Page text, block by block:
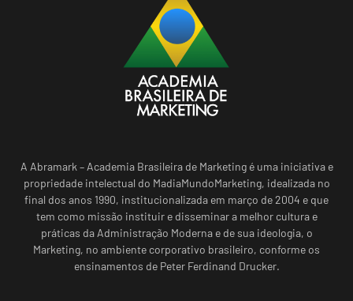
A Abramark – Academia Brasileira de Marketing é uma iniciativa e
propriedade intelectual do MadiaMundoMarketing, idealizada no
final dos anos 1990, institucionalizada em março de 2004 e que
tem como missão instituir e disseminar a melhor cultura e
práticas da Administração Moderna e de sua ideologia, o
Marketing, no ambiente corporativo brasileiro, conforme os
ensinamentos de Peter Ferdinand Drucker.